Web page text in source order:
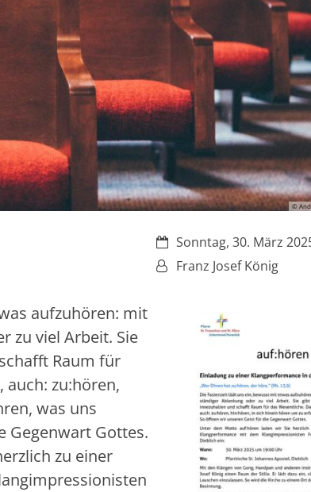
©
Datum:Sonntag, 30. März
Von:Franz Josef König
aufzuhören: mit
zu viel Arbeit. Sie
Raum für
auch: zu:hören,
was uns
Gegenwart Gottes.
zu einer